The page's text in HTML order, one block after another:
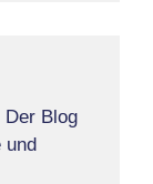
Der Blog
und